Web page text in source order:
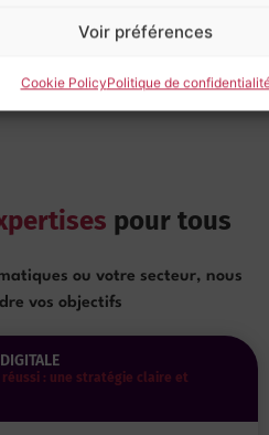
Voir préférences
Cookie PolicyPolitique de
pour tous
ou votre secteur, nous
vos objectifs
: une stratégie claire et